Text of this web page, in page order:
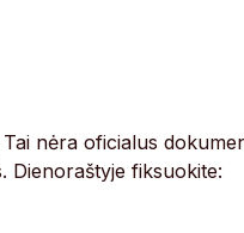
Tai nėra oficialus
Dienoraštyje fiksuokite: